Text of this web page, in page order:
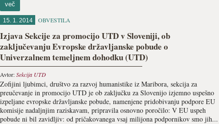
več
15. 1. 2014 OBVESTILA
Izjava Sekcije za promocijo UTD v Sloveniji, ob
zaključevanju Evropske državljanske pobude o
Univerzalnem temeljnem dohodku (UTD)
Avtor:Sekcija UTD
Zofijini ljubimci, društvo za razvoj humanistike iz Maribora, sekcija za
preučevanje in promocijo UTD je ob zaključku za Slovenijo izjemno uspešno
izpeljane evropske državljanske pobude, namenjene pridobivanju podpore EU
komisije nadaljnjim raziskavam, pripravila osnovno poročilo: V EU uspeh
pobude ni bil zavidljiv: od pričakovanega vsaj milijona podpornikov smo jih...